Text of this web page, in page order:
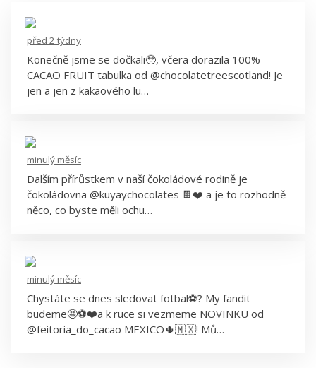
Goodio Chocolate
před 2 týdny
Konečně jsme se dočkali🥹, včera dorazila 100%
CACAO FRUIT tabulka od @chocolatetreescotland! Je
jen a jen z kakaového lu…
minulý měsíc
Dalším přírůstkem v naší čokoládové rodině je
čokoládovna @kuyaychocolates 🍫❤️ a je to rozhodně
něco, co byste měli ochu…
minulý měsíc
Chystáte se dnes sledovat fotbal⚽️? My fandit
budeme🤩⚽️❤️a k ruce si vezmeme NOVINKU od
@feitoria_do_cacao MEXICO🌵🇲🇽! Mů…